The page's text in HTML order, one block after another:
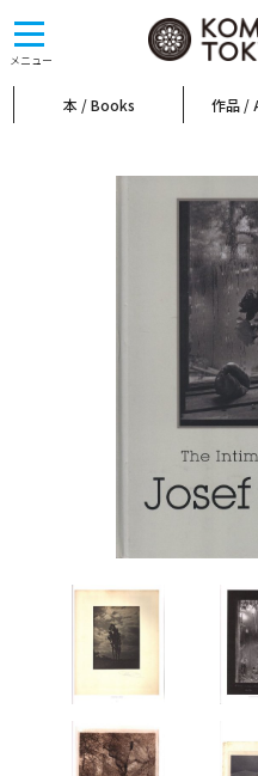
メニュー
toggle
navigation
本 / Books 作品 /